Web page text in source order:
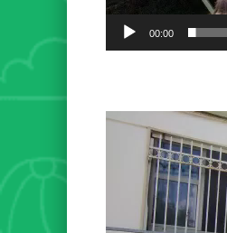
00:00
Video